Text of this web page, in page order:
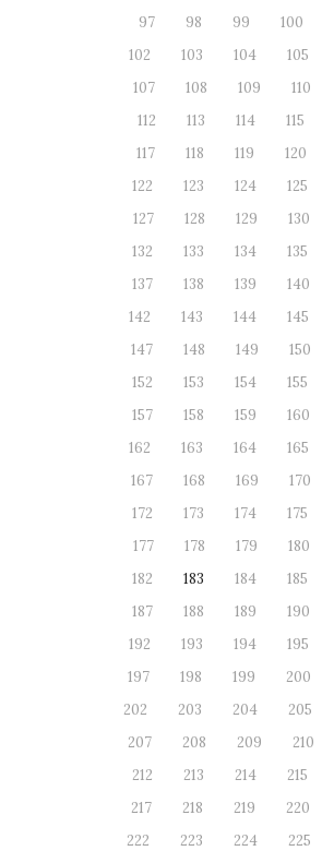
97
98 99 100
102
103 104 105
107
108 109 110
112
113 114 115
117
118 119 120
122
123 124 125
127
128 129 130
132
133 134 135
137
138 139 140
142
143 144 145
147
148 149 150
152
153 154 155
157
158 159 160
162
163 164 165
167
168 169 170
172
173 174 175
177
178 179 180
182
183 184 185
187
188 189 190
192
193 194 195
197
198 199 200
202
203 204 205
207
208 209 210
212
213 214 215
217
218 219 220
222
223 224 225